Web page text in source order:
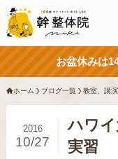
お盆休みは
ホーム ブログ一覧 教室、講
ハワ
実習
2016
10/27